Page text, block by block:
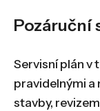
Pozáruční
Servisní plán
pravidelnými
stavby,